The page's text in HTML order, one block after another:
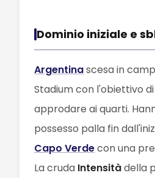
Dominio iniziale e
Argentinascesa in
Stadium con l'obiettivo
approdare ai quarti.
possesso palla fin
Capo Verdecon una
La cruda Intensitàdella